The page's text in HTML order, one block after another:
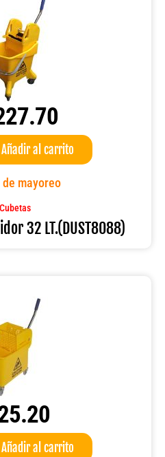
Añadir al carrito
mayoreo
Cubetas
32 LT.(DUST8088)
Añadir al carrito